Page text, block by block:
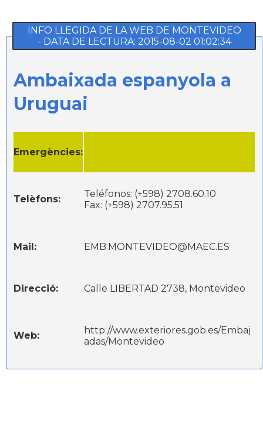
INFO LLEGIDA DE LA WEB DE MONTEVIDEO
- DATA DE LECTURA: 2015-08-02 01:02:34
Ambaixada espanyola a
Uruguai
Emergències:
Telèfons:
Teléfonos: (+598) 2708.60.10
Fax: (+598) 2707.95.51
Mail: EMB.MONTEVIDEO@MAEC.ES
Direcció: Calle LIBERTAD 2738, Montevideo
Web:
http://www.exteriores.gob.es/Embaj
adas/Montevideo